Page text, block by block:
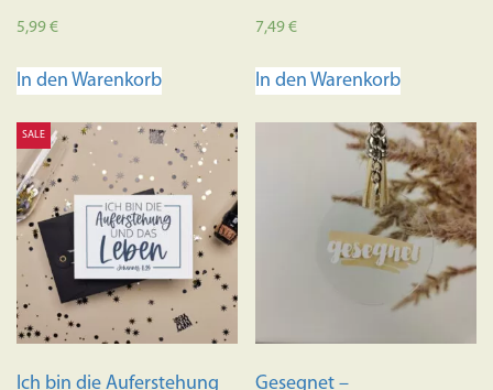
5,99€
In den Warenkorb
7,49€
In den Warenkorb
SALE
Ich bin die Auferstehung Gesegnet –